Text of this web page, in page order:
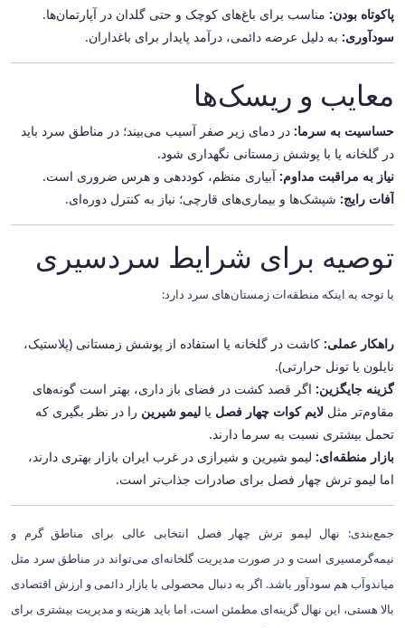
پاکوتاه بودن: مناسب برای باغ‌های کوچک و حتی گلدان در آپارتمان‌ها.
سودآوری: به دلیل عرضه دائمی، درآمد پایدار برای باغداران.
معایب و ریسک‌ها
حساسیت به سرما: در دمای زیر صفر آسیب می‌بیند؛ در مناطق سرد باید
در گلخانه یا با پوشش زمستانی نگهداری شود.
نیاز به مراقبت مداوم: آبیاری منظم، کوددهی و هرس ضروری است.
آفات رایج: شپشک‌ها و بیماری‌های قارچی؛ نیاز به کنترل دوره‌ای.
توصیه برای شرایط سردسیری
با توجه به اینکه منطقه‌ات زمستان‌های سرد دارد:
راهکار عملی: کاشت در گلخانه یا استفاده از پوشش زمستانی (پلاستیک،
نایلون یا تونل حرارتی).
گزینه جایگزین: اگر قصد کشت در فضای باز داری، بهتر است گونه‌های
مقاوم‌تر مثل لایم کوات چهار فصل یا لیمو شیرین را در نظر بگیری که
تحمل بیشتری نسبت به سرما دارند.
بازار منطقه‌ای: لیمو شیرین و شیرازی در غرب ایران بازار بهتری دارند،
اما لیمو ترش چهار فصل برای صادرات جذاب‌تر است.
جمع‌بندی: نهال لیمو ترش چهار فصل انتخابی عالی برای مناطق گرم و
نیمه‌گرمسیری است و در صورت مدیریت گلخانه‌ای می‌تواند در مناطق سرد مثل
میاندوآب هم سودآور باشد. اگر به دنبال محصولی با بازار دائمی و ارزش اقتصادی
بالا هستی، این نهال گزینه‌ای مطمئن است، اما باید هزینه و مدیریت بیشتری برای